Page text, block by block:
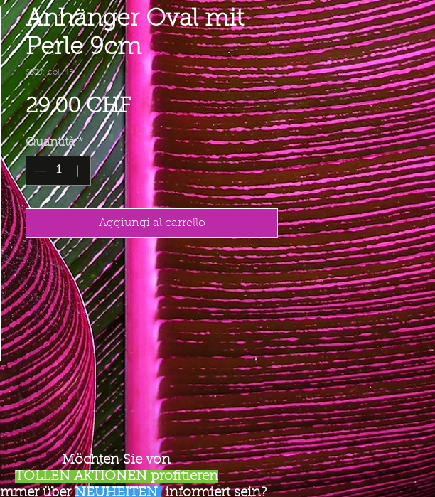
Anhänger Oval mit
Perle 9cm
SKU: col. 45
29,00 CHFPrezzo
Quantità *
Aggiungi al carrello
Möchten Sie von
TOLLEN AKTIONEN profitieren
überNEUHEITEN informiert sein?